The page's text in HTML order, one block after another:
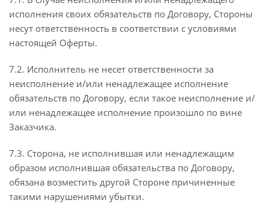
исполнения своих обязательств по Договору, Стороны
несут ответственность в соответствии с условиями
настоящей Оферты.
7.2. Исполнитель не несет ответственности за
неисполнение и/или ненадлежащее исполнение
обязательств по Договору, если такое неисполнение и/
или ненадлежащее исполнение произошло по вине
Заказчика.
7.3. Сторона, не исполнившая или ненадлежащим
образом исполнившая обязательства по Договору,
обязана возместить другой Стороне причиненные
такими нарушениями убытки.